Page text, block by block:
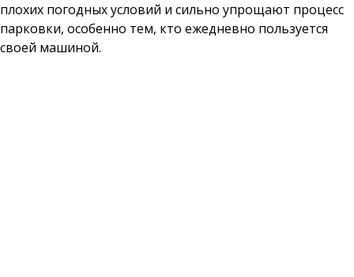
плохих погодных условий и сильно упрощают процесс
парковки, особенно тем, кто ежедневно пользуется
своей машиной.